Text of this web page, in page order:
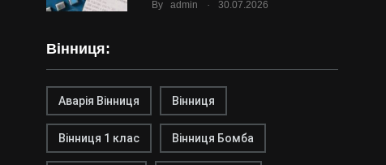
By admin . 30.07.2026
Вінниця:
Аварія Вінниця Вінниця
Вінниця 1 клас Вінниця Бомба